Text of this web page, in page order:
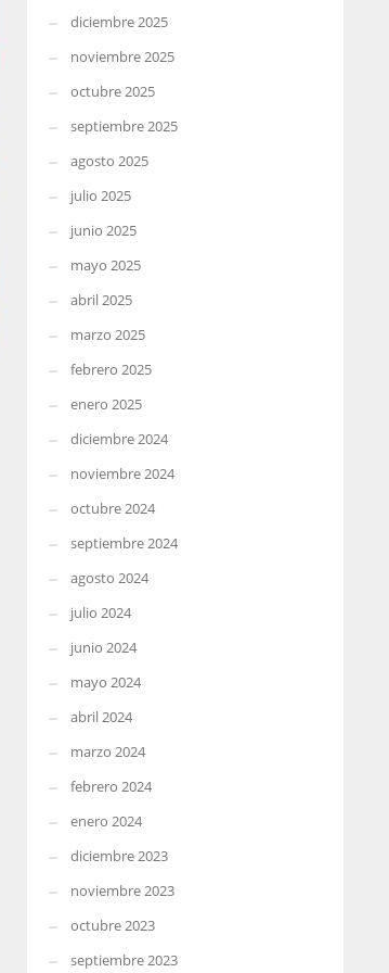
diciembre 2025
noviembre 2025
octubre 2025
septiembre 2025
agosto 2025
julio 2025
junio 2025
mayo 2025
abril 2025
marzo 2025
febrero 2025
enero 2025
diciembre 2024
noviembre 2024
octubre 2024
septiembre 2024
agosto 2024
julio 2024
junio 2024
mayo 2024
abril 2024
marzo 2024
febrero 2024
enero 2024
diciembre 2023
noviembre 2023
octubre 2023
septiembre 2023